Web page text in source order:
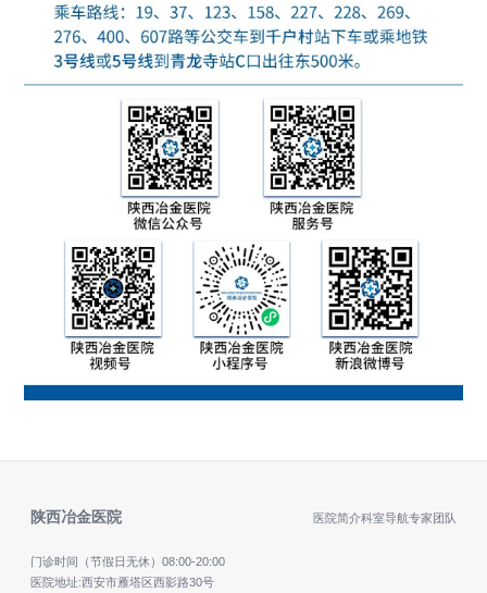
陕西冶金医院 医院简介科室导航专家团队
门诊时间（节假日无休） 08:00-20:00
医院地址:西安市雁塔区西影路30号